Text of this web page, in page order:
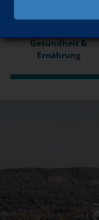
Gesundheit &
Ernährung